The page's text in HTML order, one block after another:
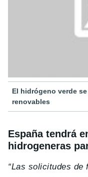
El hidrógeno verde
renovables
España tendrá
hidrogeneras
“Las solicitudes de